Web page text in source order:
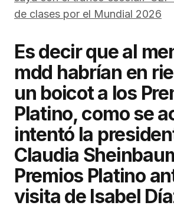
de clases por el Mundial 2026
Es decir que al
mdd habrían en
un boicot a los
Platino, como se
intentó la
Claudia
Premios Platino
visita de Isabel